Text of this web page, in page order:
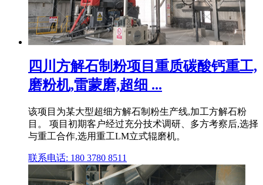
四川方解石制粉项目重质碳酸钙重工,
磨粉机,雷蒙磨,超细 ...
该项目为某大型超细方解石制粉生产线,加工方解石粉
目。 项目初期客户经过充分技术调研、多方考察后,选择
与重工合作,选用重工LM立式辊磨机。
联系电话: 180 3780 8511